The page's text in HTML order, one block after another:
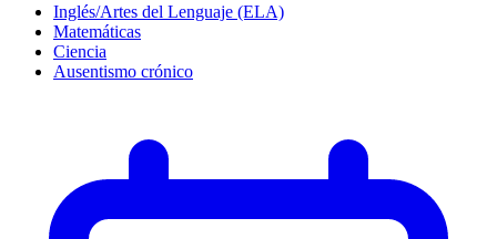
Inglés/Artes del Lenguaje (ELA)
Matemáticas
Ciencia
Ausentismo crónico